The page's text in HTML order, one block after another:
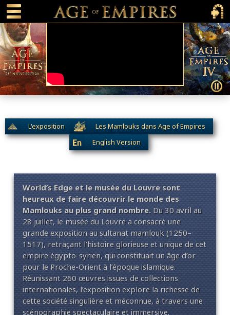
content
Main Menu Toggle
Main
L'exposition Les Mamlouks dans Age of Empires
En English Version
World’s Edge et le musée du Louvre sont
heureux de faire découvrir le monde des
Mamlouks au plus grand nombre.Du 30 avril au
28 juillet, le musée du Louvre a consacré une
grande exposition au sultanat mamlouk (1250–
1517), retraçant l’histoire glorieuse et unique de cet
empire égypto-syrien, qui constituait un âge d’or
pour le Proche-Orient à l’époque islamique.
Réunissant 260 œuvres issues de collections
internationales, l’exposition explore la richesse de
cette société singulière et méconnue, à travers une
scénographie spectaculaire et immersive.